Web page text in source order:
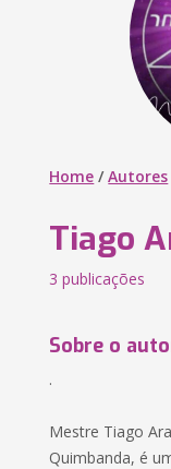
Home /Autores
Tiago
3 publicações
Sobre o
.
Mestre Tiago
Quimbanda, é